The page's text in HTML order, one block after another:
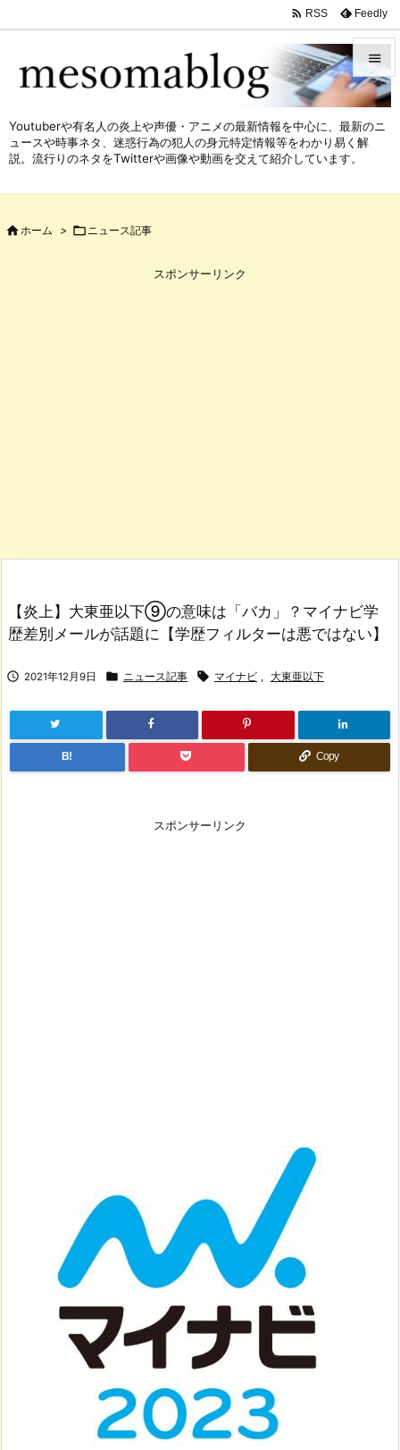



 RSS Feedly
Youtuberや有名人の炎上や声優・アニメの最新情報を中心に、最新のニ
ュースや時事ネタ、迷惑行為の犯人の身元特定情報等をわかり易く解
説。流行りのネタをTwitterや画像や動画を交えて紹介しています。
 ホーム >  ニュース記事
スポンサーリンク
【炎上】大東亜以下⑨の意味は「バカ」？マイナビ学
歴差別メールが話題に【学歴フィルターは悪ではない】
 2021年12月9日  ニュース記事  マイナビ , 大東亜以下
B! Copy
スポンサーリンク